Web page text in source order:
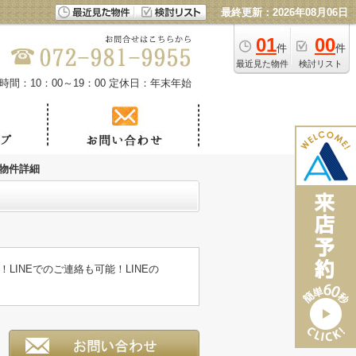
最終更新：2026年08月06日
01件
最近見た物件
00件
検討リスト
間：10：00～19：00 定休日：年末年始
件詳細
LINEでのご連絡も可能！LINEの